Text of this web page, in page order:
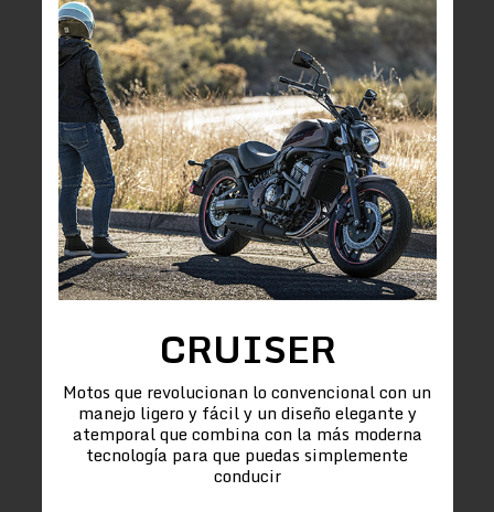
CRUISER
Motos que revolucionan lo convencional con un
manejo ligero y fácil y un diseño elegante y
atemporal que combina con la más moderna
tecnología para que puedas simplemente
conducir